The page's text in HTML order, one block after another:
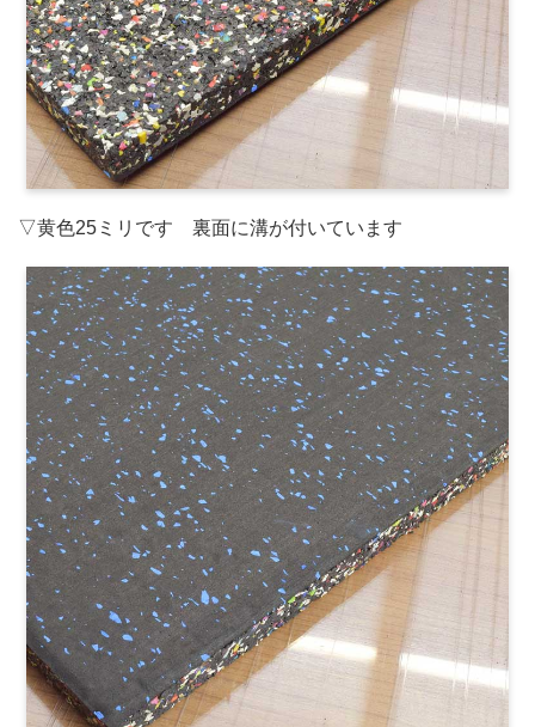
▽黄色25ミリです 裏面に溝が付いています